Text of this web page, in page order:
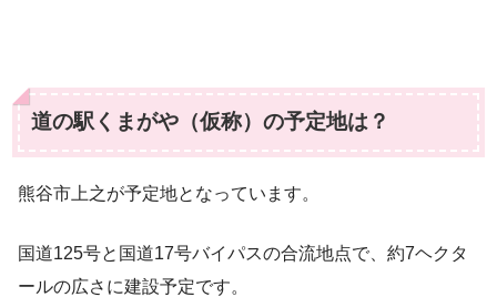
道の駅くまがや（仮称）の予定地は？
熊谷市上之が予定地となっています。
国道125号と国道17号バイパスの合流地点で、約7ヘクタ
ールの広さに建設予定です。